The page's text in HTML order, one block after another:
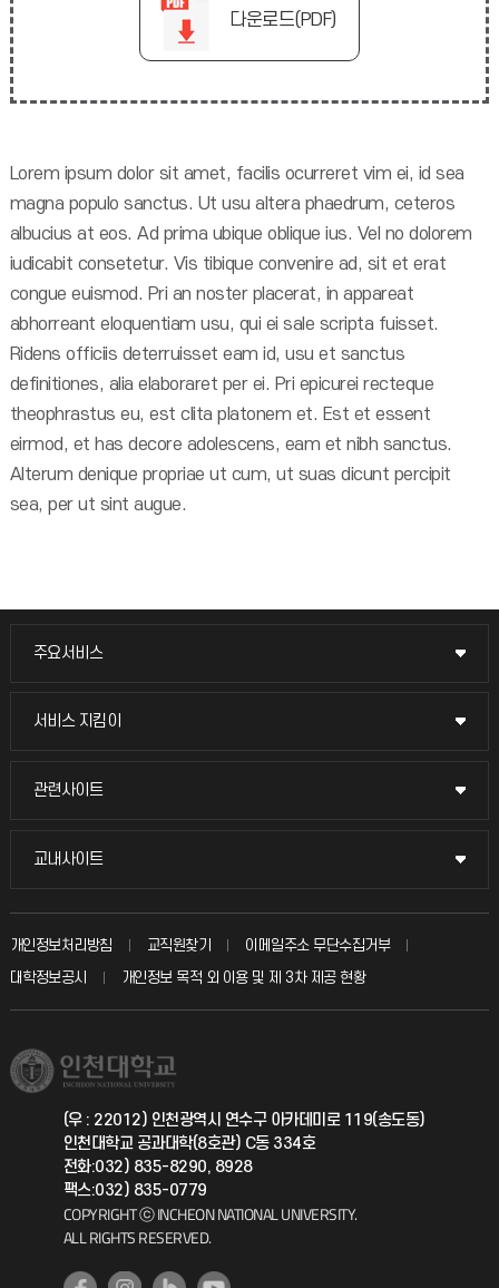
다운로드(PDF)
Lorem ipsum dolor sit amet, facilis ocurreret vim ei, id sea
magna populo sanctus. Ut usu altera phaedrum, ceteros
albucius at eos. Ad prima ubique oblique ius. Vel no dolorem
iudicabit consetetur. Vis tibique convenire ad, sit et erat
congue euismod. Pri an noster placerat, in appareat
abhorreant eloquentiam usu, qui ei sale scripta fuisset.
Ridens officiis deterruisset eam id, usu et sanctus
definitiones, alia elaboraret per ei. Pri epicurei recteque
theophrastus eu, est clita platonem et. Est et essent
eirmod, et has decore adolescens, eam et nibh sanctus.
Alterum denique propriae ut cum, ut suas dicunt percipit
sea, per ut sint augue.
주요서비스
주요서비스
교무회의방송
입학안내
취업정보(학생)
서비스 지킴이
서비스 지킴이
묻고 답하기
칭찬마당
학생서비스 지킴이
관련사이트
관련사이트
국방헬프콜
총동문회
교내사이트
교내사이트
교수회
교육혁신본부
국제지원과
공자아카데미
기초교육원
개인정보처리방침 교직원찾기
이메일주소 무단수집거부
대학정보공시
개인정보 목적 외 이용 및 제 3차 제공 현황
(우 : 22012) 인천광역시 연수구 아카데미로 119(송도동)
인천대학교 공과대학(8호관) C동 334호
전화:032) 835-8290, 8928
팩스:032) 835-0779
COPYRIGHT ⓒ INCHEON NATIONAL UNIVERSITY.
ALL RIGHTS RESERVED.